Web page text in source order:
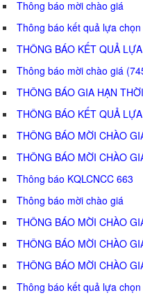
Thông báo mời chào giá
Thông báo kết quả lựa
THÔNG BÁO KẾT QUẢ
Thông báo mời chào giá
THÔNG BÁO GIA HẠN
THÔNG BÁO KẾT QUẢ
THÔNG BÁO MỜI CHÀO
THÔNG BÁO MỜI CHÀO
Thông báo KQLCNCC 663
Thông báo mời chào giá
THÔNG BÁO MỜI CHÀO
THÔNG BÁO MỜI CHÀO
THÔNG BÁO MỜI CHÀO
Thông báo kết quả lựa